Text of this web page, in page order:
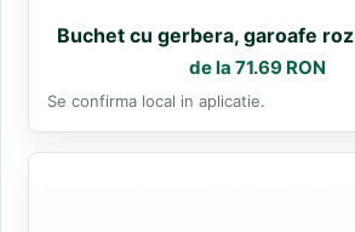
Buchet cu gerbera, garoafe
de la 71.69 RON
Se confirma local in aplicatie.